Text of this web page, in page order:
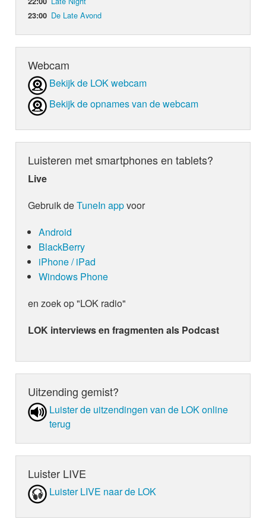
23:00 De Late Avond
Webcam
Bekijk de LOK webcam
Bekijk de opnames van de webcam
Luisteren met smartphones en tablets?
Live
Gebruik deTuneIn appvoor
Android
BlackBerry
iPhone / iPad
Windows Phone
en zoek op "LOK radio"
LOK interviews en fragmenten als Podcast
Uitzending gemist?
Luister de uit­zen­din­gen van de LOK online
terug
Luister LIVE
Luister LIVE naar de LOK